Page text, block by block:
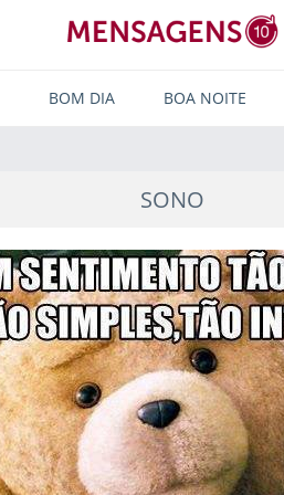
BOM DIA BOA NOITE
SONO